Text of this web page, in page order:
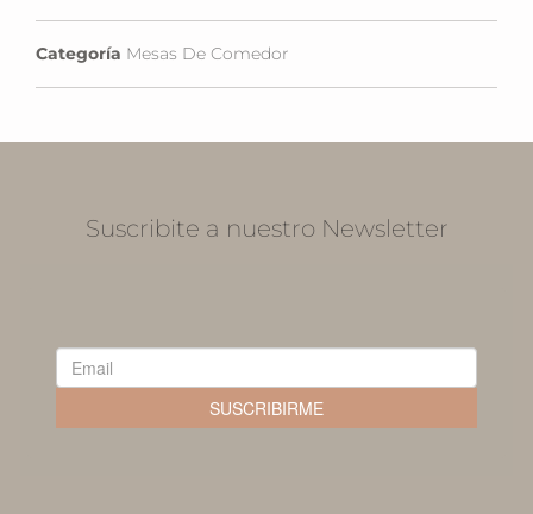
Categoría Mesas De Comedor
Suscribite a nuestro Newsletter